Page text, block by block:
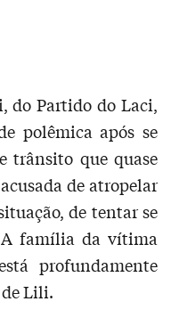
do Partido do Laci,
polêmica após se
trânsito que quase
de atropelar
de tentar se
família da vítima
profundamente
Lili.